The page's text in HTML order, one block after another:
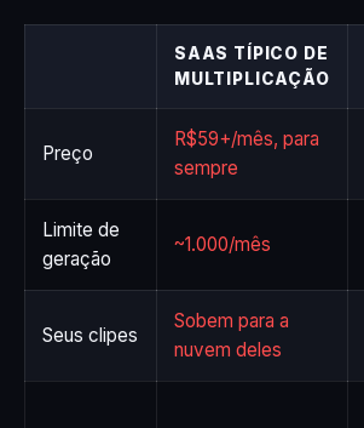
SAAS TÍPICO DE
MULTIPLICAÇÃO
Preço
R$59+/mês, para
sempre
Limite de
geração
~1.000/mês
Seus clipes
Sobem para a
nuvem deles